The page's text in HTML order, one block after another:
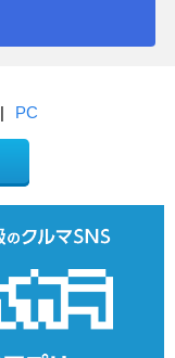
| PC